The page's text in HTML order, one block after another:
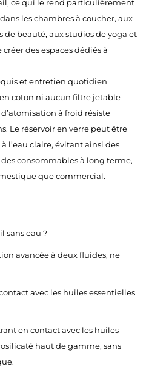
ce qui le rend particulièrement
les chambres à coucher, aux
de beauté, aux studios de yoga et
des espaces dédiés à
et entretien quotidien
coton ni aucun filtre jetable
à froid résiste
Le réservoir en verre peut être
l’eau claire, évitant ainsi des
consommables à long terme,
que commercial.
sans eau ?
avancée à deux fluides, ne
avec les huiles essentielles
en contact avec les huiles
haut de gamme, sans